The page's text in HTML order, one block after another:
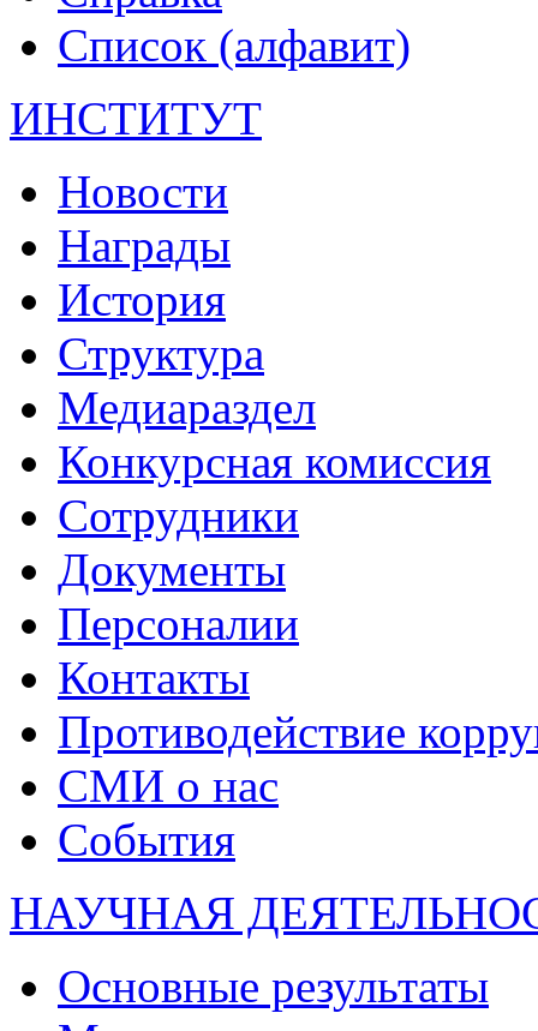
Список (алфавит)
ИНСТИТУТ
Новости
Награды
История
Структура
Медиараздел
Конкурсная комиссия
Сотрудники
Документы
Персоналии
Контакты
Противодействие
СМИ о нас
События
НАУЧНАЯ
Основные результаты